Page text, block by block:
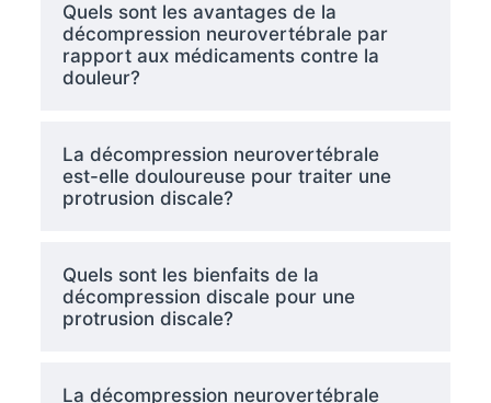
Quels sont les avantages de la
décompression neurovertébrale par
rapport aux médicaments contre la
douleur?
La décompression neurovertébrale
est-elle douloureuse pour traiter une
protrusion discale?
Quels sont les bienfaits de la
décompression discale pour une
protrusion discale?
La décompression neurovertébrale